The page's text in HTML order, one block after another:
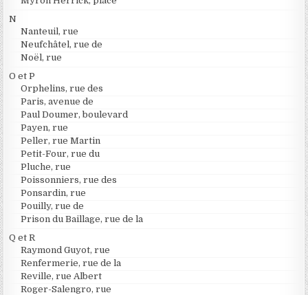
N
Nanteuil, rue
Neufchâtel, rue de
Noël, rue
O et P
Orphelins, rue des
Paris, avenue de
Paul Doumer, boulevard
Payen, rue
Peller, rue Martin
Petit-Four, rue du
Pluche, rue
Poissonniers, rue des
Ponsardin, rue
Pouilly, rue de
Prison du Baillage, rue de la
Q et R
Raymond Guyot, rue
Renfermerie, rue de la
Reville, rue Albert
Roger-Salengro, rue